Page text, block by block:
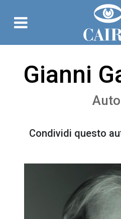
Gianni
Condividi questo